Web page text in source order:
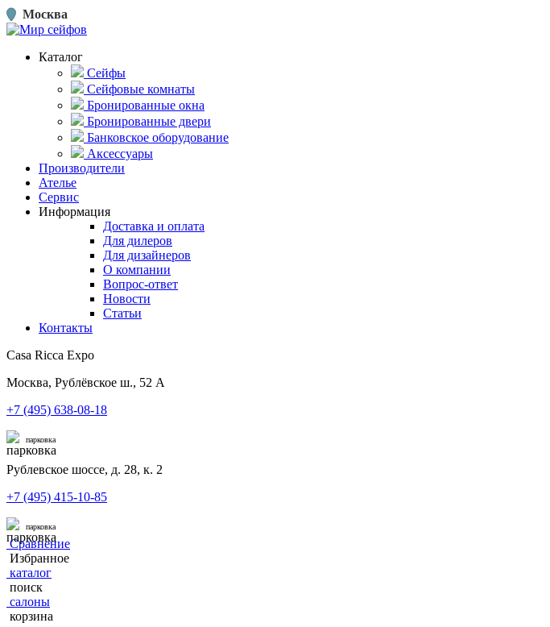
Москва
Каталог
Сейфы
Сейфовые комнаты
Бронированные окна
Бронированные двери
Банковское оборудование
Аксессуары
Производители
Ателье
Сервис
Информация
Доставка и оплата
Для дилеров
Для дизайнеров
О компании
Вопрос-ответ
Новости
Статьи
Контакты
Casa Ricca Expo
Москва, Рублёвское ш., 52 А
+7 (495) 638-08-18
парковка
Рублевское шоссе, д. 28, к. 2
+7 (495) 415-10-85
парковка
Сравнение
Избранное
каталог
поиск
салоны
корзина